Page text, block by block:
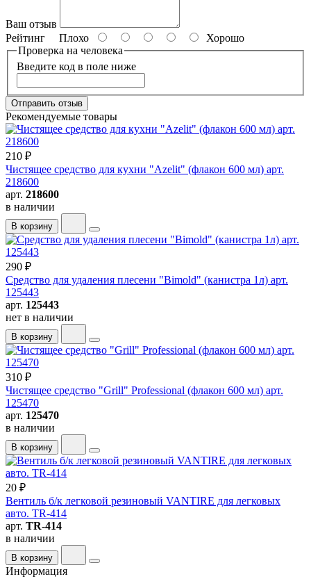
Ваш отзыв
Рейтинг Плохо
Хорошо
Проверка на человека
Введите код в поле ниже
Отправить отзыв
Рекомендуемые товары
210 ₽
Чистящее средство для кухни "Azelit" (флакон 600 мл) арт.
218600
арт. 218600
в наличии
В корзину
290 ₽
Средство для удаления плесени "Bimold" (канистра 1л) арт.
125443
арт. 125443
нет в наличии
В корзину
310 ₽
Чистящее средство "Grill" Professional (флакон 600 мл) арт.
125470
арт. 125470
в наличии
В корзину
20 ₽
Вентиль б/к легковой резиновый VANTIRE для легковых
авто. TR-414
арт. TR-414
в наличии
В корзину
Информация